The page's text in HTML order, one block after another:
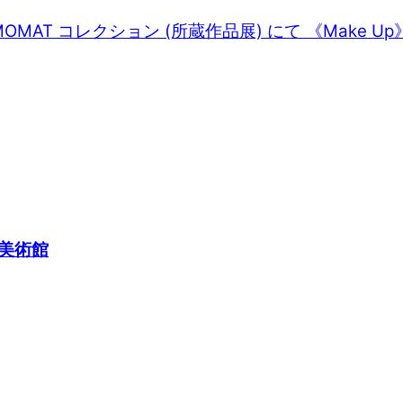
コレクション (所蔵作品展) にて 《Make
術館